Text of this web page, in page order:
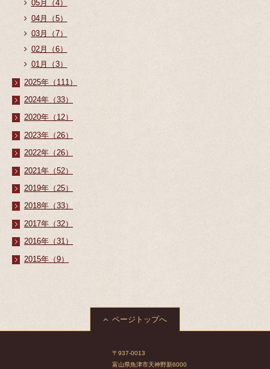
05月（4）
04月（5）
03月（7）
02月（6）
01月（3）
2025年（111）
2024年（33）
2020年（12）
2023年（26）
2022年（26）
2021年（52）
2019年（25）
2018年（33）
2017年（32）
2016年（31）
2015年（9）
ページトップへ
〒937-0013
富山県魚津市天神野新6000